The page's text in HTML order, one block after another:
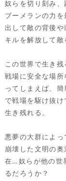
奴らを切り刻み、
ブーメランの力
出して敵の背後
キルを解放して敵
この世界で生き残
戦場に安全な場
ってしまえば、
で戦場を駆け抜
生き残れる。
悪夢の大群によっ
崩壊した文明の
在…奴らが他の世
るだろうか？